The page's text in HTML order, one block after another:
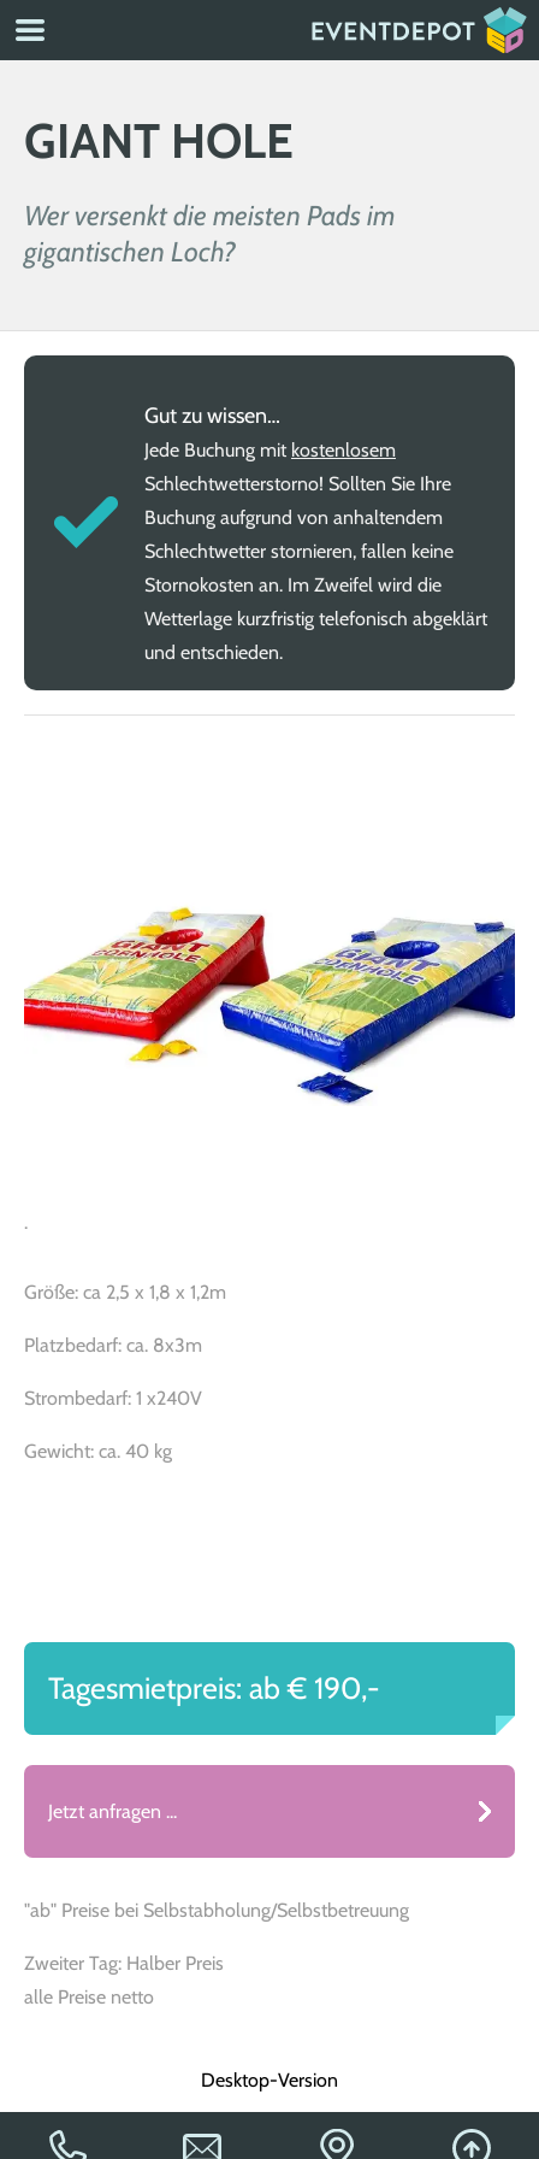
GIANT HOLE
Wer versenkt die meisten Pads im
gigantischen Loch?
Gut zu wissen…
Jede Buchung mit kostenlosem
Schlechtwetterstorno! Sollten Sie Ihre
Buchung aufgrund von anhaltendem
Schlechtwetter stornieren, fallen keine
Stornokosten an. Im Zweifel wird die
Wetterlage kurzfristig telefonisch abgeklärt
und entschieden.
.
Größe: ca 2,5 x 1,8 x 1,2m
Platzbedarf: ca. 8x3m
Strombedarf: 1 x240V
Gewicht: ca. 40 kg
Tagesmietpreis: ab € 190,-
Jetzt anfragen ...
"ab" Preise bei Selbstabholung/Selbstbetreuung
Zweiter Tag: Halber Preis
alle Preise netto
Desktop-Version